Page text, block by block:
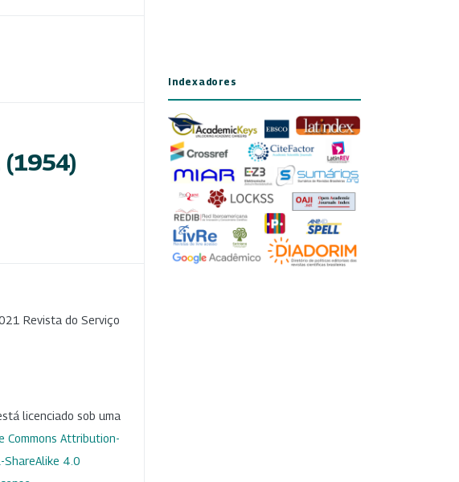
(1954)
Revista do Serviço
licenciado sob uma
Commons Attribution-
ShareAlike 4.0
Indexadores